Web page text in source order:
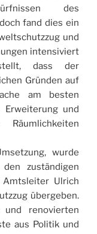
des
fand dies ein
und
intensiviert
dass der
Gründen auf
am besten
und
wurde
zuständigen
Ulrich
übergeben.
renovierten
aus Politik und